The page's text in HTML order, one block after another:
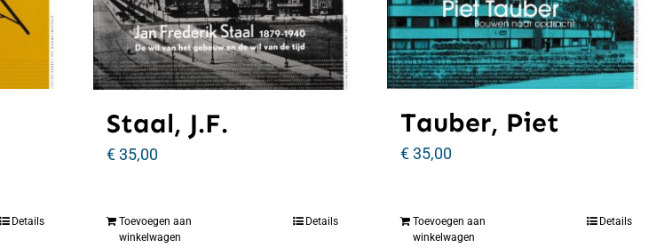
Details
Staal, J.F.
€35,00
Toevoegen aan
winkelwagen
Details
Tauber, Piet
€35,00
Toevoegen aan
winkelwagen
Details